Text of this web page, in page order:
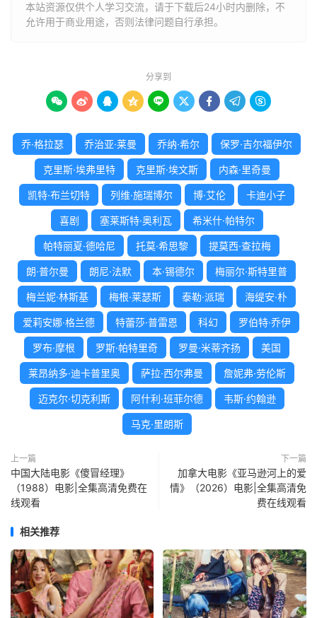
本站资源仅供个人学习交流，请于下载后24小时内删除，不
允许用于商业用途，否则法律问题自行承担。
分享到
        
乔·格拉瑟 乔治亚·莱曼 乔纳·希尔 保罗·吉尔福伊尔
克里斯·埃弗里特 克里斯·埃文斯 内森·里奇曼
凯特·布兰切特 列维·施瑞博尔 博·艾伦 卡迪小子
喜剧 塞莱斯特·奥利瓦 希米什·帕特尔
帕特丽夏·德哈尼 托莫·希思黎 提莫西·查拉梅
朗·普尔曼 朗尼·法默 本·锡德尔 梅丽尔·斯特里普
梅兰妮·林斯基 梅根·莱瑟斯 泰勒·派瑞 海缇安·朴
爱莉安娜·格兰德 特蕾莎·普雷恩 科幻 罗伯特·乔伊
罗布·摩根 罗斯·帕特里奇 罗曼·米蒂齐扬 美国
莱昂纳多·迪卡普里奥 萨拉·西尔弗曼 詹妮弗·劳伦斯
迈克尔·切克利斯 阿什利·班菲尔德 韦斯·约翰逊
马克·里朗斯
上一篇
中国大陆电影《傻冒经理》
（1988）电影|全集高清免费在
线观看
下一篇
加拿大电影《亚马逊河上的爱
情》（2026）电影|全集高清免
费在线观看
相关推荐